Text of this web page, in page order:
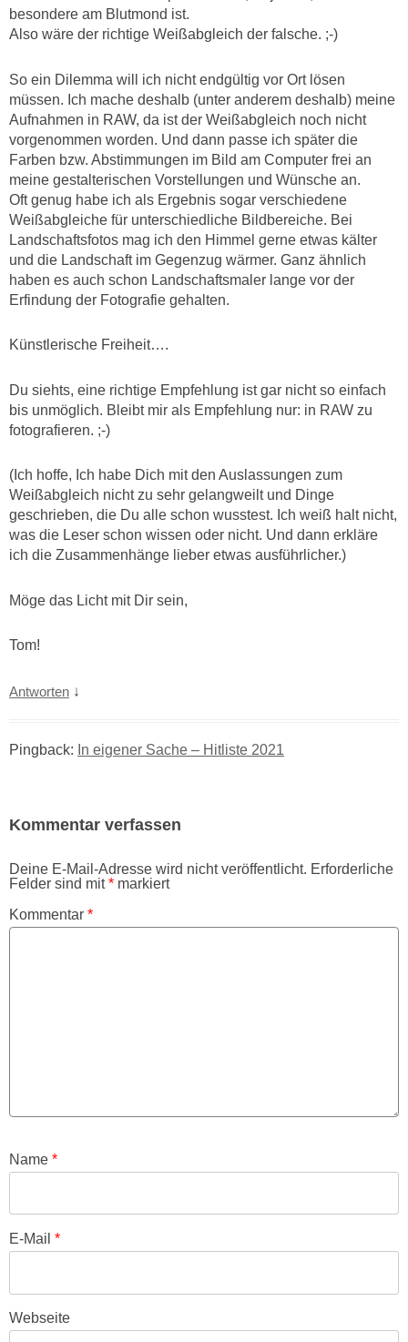
besondere am Blutmond ist.
Also wäre der richtige Weißabgleich der falsche. ;-)
So ein Dilemma will ich nicht endgültig vor Ort lösen
müssen. Ich mache deshalb (unter anderem deshalb) meine
Aufnahmen in RAW, da ist der Weißabgleich noch nicht
vorgenommen worden. Und dann passe ich später die
Farben bzw. Abstimmungen im Bild am Computer frei an
meine gestalterischen Vorstellungen und Wünsche an.
Oft genug habe ich als Ergebnis sogar verschiedene
Weißabgleiche für unterschiedliche Bildbereiche. Bei
Landschaftsfotos mag ich den Himmel gerne etwas kälter
und die Landschaft im Gegenzug wärmer. Ganz ähnlich
haben es auch schon Landschaftsmaler lange vor der
Erfindung der Fotografie gehalten.
Künstlerische Freiheit….
Du siehts, eine richtige Empfehlung ist gar nicht so einfach
bis unmöglich. Bleibt mir als Empfehlung nur: in RAW zu
fotografieren. ;-)
(Ich hoffe, Ich habe Dich mit den Auslassungen zum
Weißabgleich nicht zu sehr gelangweilt und Dinge
geschrieben, die Du alle schon wusstest. Ich weiß halt nicht,
was die Leser schon wissen oder nicht. Und dann erkläre
ich die Zusammenhänge lieber etwas ausführlicher.)
Möge das Licht mit Dir sein,
Tom!
Antworten ↓
Pingback: In eigener Sache – Hitliste 2021
Kommentar verfassen
Deine E-Mail-Adresse wird nicht veröffentlicht. Erforderliche
Felder sind mit* markiert
Kommentar *
Name *
E-Mail *
Webseite